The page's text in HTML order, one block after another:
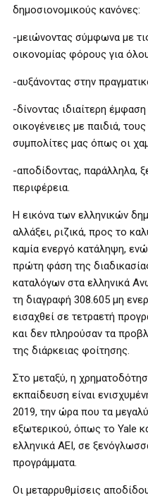
δημοσιονομικούς κανόνες:
-μειώνοντας σύμφωνα με
οικονομίας φόρους για
-αυξάνοντας στην
-δίνοντας ιδιαίτερη
οικογένειες με παιδιά,
συμπολίτες μας όπως οι
-αποδίδοντας, παράλληλα,
περιφέρεια.
Η εικόνα των ελληνικών
αλλάξει, ριζικά, προς το
καμία ενεργό κατάληψη,
πρώτη φάση της
καταλόγων στα ελληνικά
τη διαγραφή 308.605 μη
εισαχθεί σε τετραετή
και δεν πληρούσαν τα
της διάρκειας φοίτησης.
Στο μεταξύ, η
εκπαίδευση είναι
2019, την ώρα που τα
εξωτερικού, όπως το Yale
ελληνικά ΑΕΙ, σε
προγράμματα.
Οι μεταρρυθμίσεις